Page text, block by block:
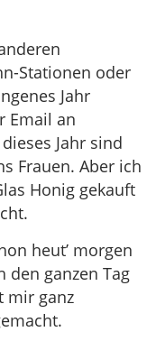
Stationen oder
Jahr
Email an
Jahr sind
Frauen. Aber ich
Honig gekauft
heut’ morgen
den ganzen Tag
mir ganz